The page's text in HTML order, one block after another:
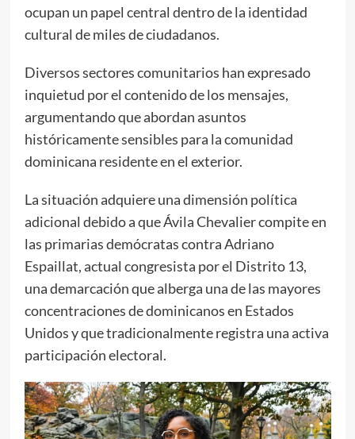
ocupan un papel central dentro de la identidad
cultural de miles de ciudadanos.
Diversos sectores comunitarios han expresado
inquietud por el contenido de los mensajes,
argumentando que abordan asuntos
históricamente sensibles para la comunidad
dominicana residente en el exterior.
La situación adquiere una dimensión política
adicional debido a que Ávila Chevalier compite en
las primarias demócratas contra Adriano
Espaillat, actual congresista por el Distrito 13,
una demarcación que alberga una de las mayores
concentraciones de dominicanos en Estados
Unidos y que tradicionalmente registra una activa
participación electoral.